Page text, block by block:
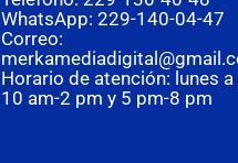
WhatsApp: 229-140-04-47
Correo:
Horario de atención: lunes a
10 am-2 pm y 5 pm-8 pm